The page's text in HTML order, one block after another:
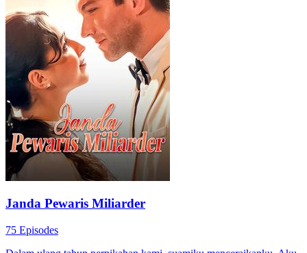
Janda Pewaris Miliarder
75 Episodes